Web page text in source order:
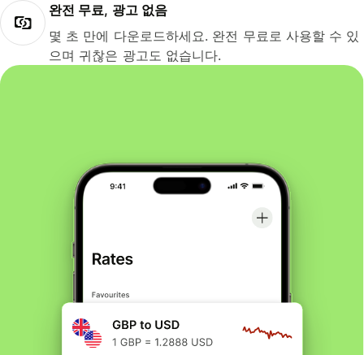
완전 무료, 광고 없음
몇 초 만에 다운로드하세요. 완전 무료로 사용할 수 있
으며 귀찮은 광고도 없습니다.